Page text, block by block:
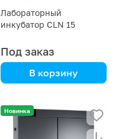
Лабораторный
инкубатор CLN 15
Под заказ
В корзину
удобное управление,
надежность
Новинка